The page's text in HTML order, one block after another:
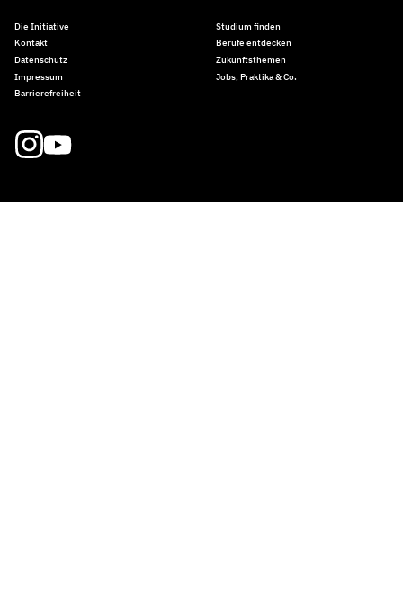
Die Initiative
Kontakt
Datenschutz
Impressum
Barrierefreiheit
Studium finden
Berufe entdecken
Zukunftsthemen
Jobs, Praktika & Co.